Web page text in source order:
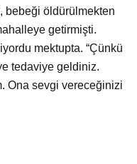
bebeği öldürülmekten
getirmişti.
mektupta. “Çünkü
tedaviye geldiniz.
Ona sevgi vereceğinizi